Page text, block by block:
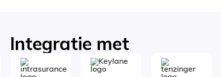
Integratie met